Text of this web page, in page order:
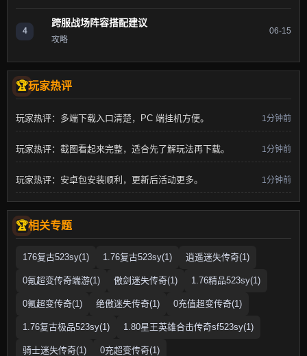
4
跨服战场阵容搭配建议
攻略
06-15
玩家热评
玩家热评：多端下载入口清楚，PC 端挂机方便。 1分钟前
玩家热评：截图看起来完整，适合先了解玩法再下载。 1分钟前
玩家热评：安卓包安装顺利，更新后活动更多。 1分钟前
相关专题
176复古523sy(1) 1.76复古523sy(1) 逍遥迷失传奇(1)
0氪超变传奇端游(1) 傲剑迷失传奇(1) 1.76精品523sy(1)
0氪超变传奇(1) 绝傲迷失传奇(1) 0充值超变传奇(1)
1.76复古极品523sy(1) 1.80星王英雄合击传奇sf523sy(1)
骑士迷失传奇(1) 0充超变传奇(1)